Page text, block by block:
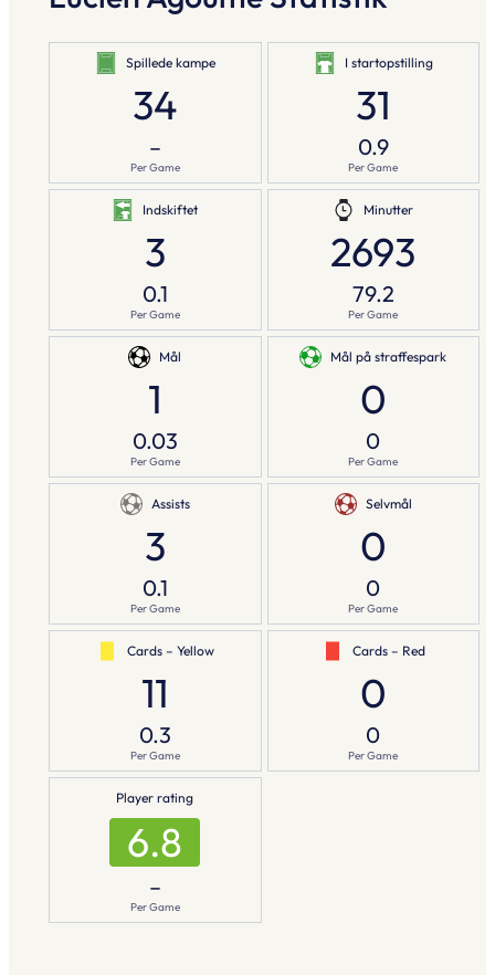
Spillede kampe
34
–
Per Game
I startopstilling
31
0.9
Per Game
Indskiftet
3
0.1
Per Game
Minutter
2693
79.2
Per Game
Mål
1
0.03
Per Game
Mål på straffespark
0
0
Per Game
Assists
3
0.1
Per Game
Selvmål
0
0
Per Game
Cards – Yellow
11
0.3
Per Game
Cards – Red
0
0
Per Game
Player rating
6.8
–
Per Game